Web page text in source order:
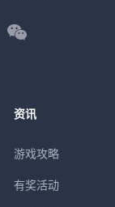
资讯
游戏攻略
有奖活动